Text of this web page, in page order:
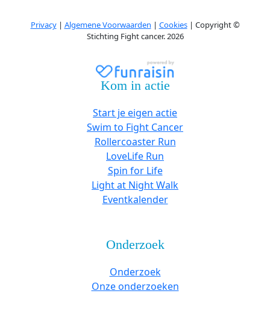
Privacy| Algemene Voorwaarden | Cookies| Copyright ©
Stichting Fight cancer. 2026
Kom in actie
Start je eigen actie
Swim to Fight Cancer
Rollercoaster Run
LoveLife Run
Spin for Life
Light at Night Walk
Eventkalender
Onderzoek
Onderzoek
Onze onderzoeken